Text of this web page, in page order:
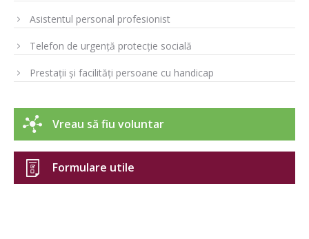
Asistentul personal profesionist
Telefon de urgență protecție socială
Prestații și facilități persoane cu handicap
Vreau să fiu voluntar
Formulare utile